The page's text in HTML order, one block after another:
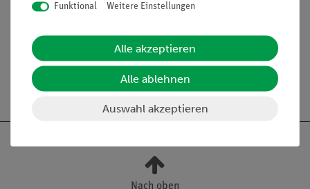
Versandkostenfrei ab 300,- €
Nach oben
Funktional Weitere Einstellungen
Alle akzeptieren
Alle ablehnen
Auswahl akzeptieren